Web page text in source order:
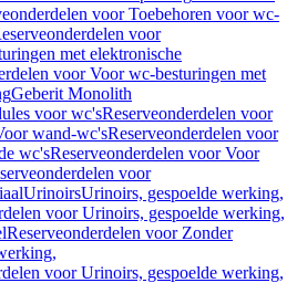
voor Toebehoren voor wc-
voor
met elektronische
voor Voor wc-besturingen met
Geberit Monolith
voor wc'sReserveonderdelen voor
wand-wc'sReserveonderdelen voor
wc'sReserveonderdelen voor Voor
voor
UrinoirsUrinoirs, gespoelde werking,
voor Urinoirs, gespoelde werking,
Reserveonderdelen voor Zonder
voor Urinoirs, gespoelde werking,